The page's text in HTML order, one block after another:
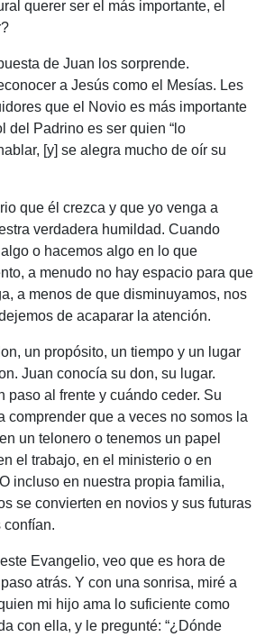
querer ser el más importante, el
de Juan los sorprende.
a Jesús como el Mesías. Les
que el Novio es más importante
del Padrino es ser quien “ lo
[y] se alegra mucho de oír su
que él crezca y que yo venga a
verdadera humildad. Cuando
o hacemos algo en lo que
a menudo no hay espacio para que
a menos de que disminuyamos, nos
de acaparar la atención.
un propósito, un tiempo y un lugar
Juan conocía su don, su lugar.
paso al frente y cuándo ceder. Su
comprender que a veces no somos la
un telonero o tenemos un papel
el trabajo, en el ministerio o en
incluso en nuestra propia familia,
se convierten en novios y sus futuras
confían.
Evangelio, veo que es hora de
atrás. Y con una sonrisa, miré a
mi hijo ama lo suficiente como
con ella, y le pregunté: “¿Dónde